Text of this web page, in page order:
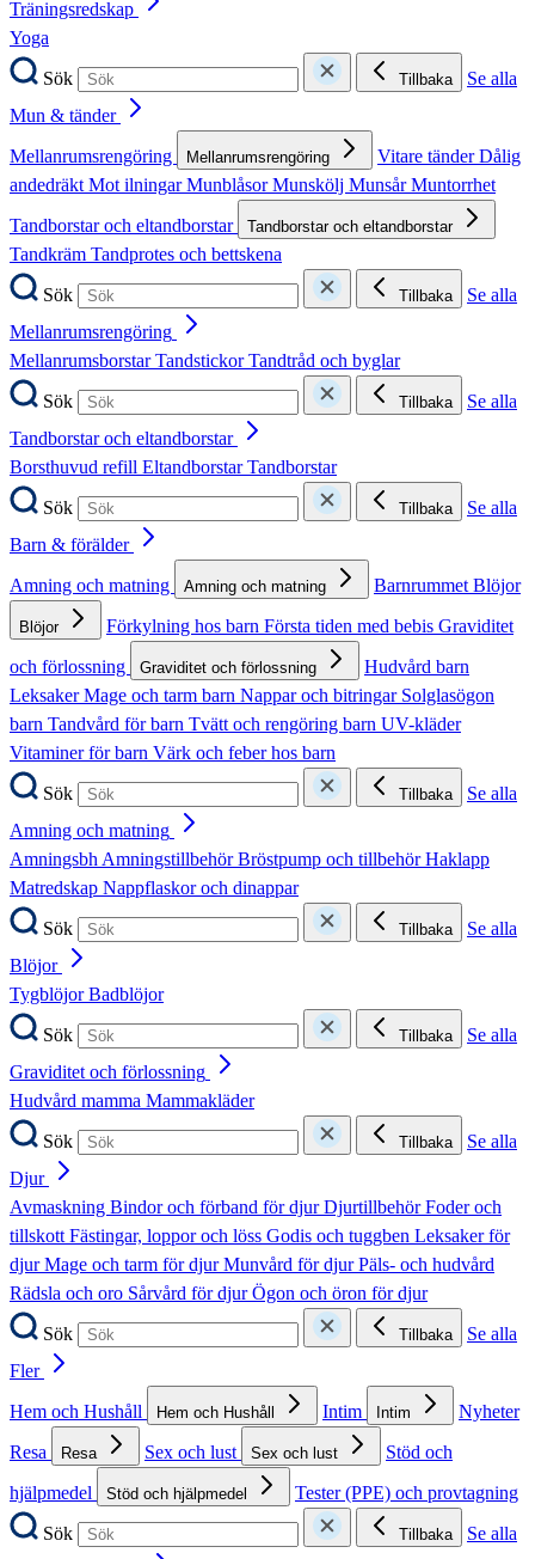
Träningsredskap
Yoga
Sök
Tillbaka
Se alla
Mun & tänder
Mellanrumsrengöring
Mellanrumsrengöring Vitare tänderDålig
andedräktMot ilningarMunblåsorMunskölj MunsårMuntorrhet
Tandborstar och eltandborstar
Tandborstar och eltandborstar
Tandkräm Tandprotes och bettskena
Sök
Tillbaka
Se alla
Mellanrumsrengöring
MellanrumsborstarTandstickorTandtråd och byglar
Sök
Tillbaka
Se alla
Tandborstar och eltandborstar
Borsthuvud refill EltandborstarTandborstar
Sök
Tillbaka
Se alla
Barn & förälder
Amning och matning
Amning och matning BarnrummetBlöjor
Blöjor Förkylning hos barn Första tiden med bebis Graviditet
och förlossning
Graviditet och förlossning
Hudvård barn
LeksakerMage och tarm barn Nappar och bitringar Solglasögon
barn Tandvård för barn Tvätt och rengöring barn UV-kläder
Vitaminer för barn Värk och feber hos barn
Sök
Tillbaka
Se alla
Amning och matning
AmningsbhAmningstillbehörBröstpump och tillbehörHaklapp
Matredskap Nappflaskor och dinappar
Sök
Tillbaka
Se alla
Blöjor
TygblöjorBadblöjor
Sök
Tillbaka
Se alla
Graviditet och förlossning
Hudvård mamma Mammakläder
Sök
Tillbaka
Se alla
Djur
Avmaskning Bindor och förband för djurDjurtillbehörFoder och
tillskottFästingar, loppor och löss Godis och tuggben Leksaker för
djurMage och tarm för djurMunvård för djurPäls- och hudvård
Rädsla och oro Sårvård för djurÖgon och öron för djur
Sök
Tillbaka
Se alla
Fler
Hem och Hushåll
Hem och Hushåll Intim Intim
Nyheter
Resa
Resa Sex och lust Sex och lust
Stöd och
hjälpmedel
Stöd och hjälpmedel
Tester (PPE) och provtagning
Sök
Tillbaka
Se alla